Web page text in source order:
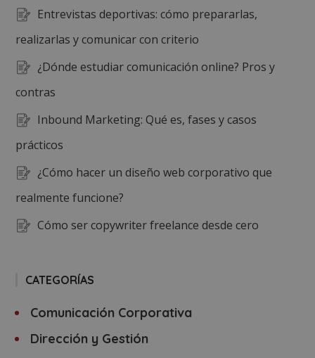
Entrevistas deportivas: cómo prepararlas,
realizarlas y comunicar con criterio
¿Dónde estudiar comunicación online? Pros y
contras
Inbound Marketing: Qué es, fases y casos
prácticos
¿Cómo hacer un diseño web corporativo que
realmente funcione?
Cómo ser copywriter freelance desde cero
CATEGORÍAS
Comunicación Corporativa
Dirección y Gestión